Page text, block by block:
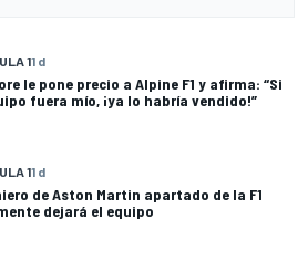
11 d
le pone precio a Alpine F1 y afirma: “Si
fuera mío, ¡ya lo habría vendido!”
11 d
de Aston Martin apartado de la F1
dejará el equipo